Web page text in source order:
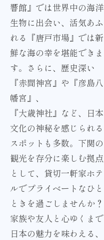
響館』では世界中の海洋
生物に出会い、活気あふ
れる『唐戸市場』では新
鮮な海の幸を堪能できま
す。さらに、歴史深い
『赤間神宮』や『彦島八
幡宮』、
『大歳神社』など、日本
文化の神秘を感じられる
スポットも多数。下関の
観光を存分に楽しむ拠点
として、貸切一軒家ホテ
ルでプライベートなひと
ときを過ごしませんか？
家族や友人と心ゆくまで
日本の魅力を味わえる、